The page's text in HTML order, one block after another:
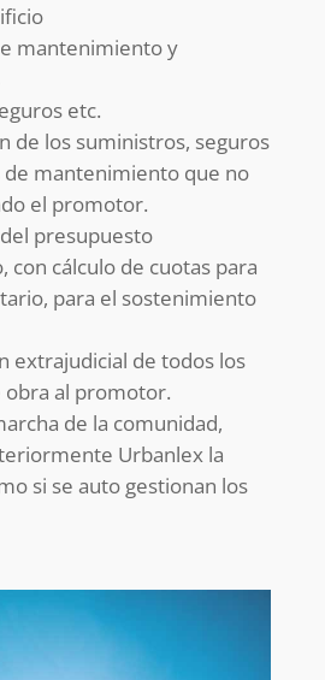
mantenimiento y
etc.
de los suministros, seguros
de mantenimiento que no
el promotor.
presupuesto
con cálculo de cuotas para
para el sostenimiento
extrajudicial de todos los
obra al promotor.
de la comunidad,
Urbanlex la
si se auto gestionan los